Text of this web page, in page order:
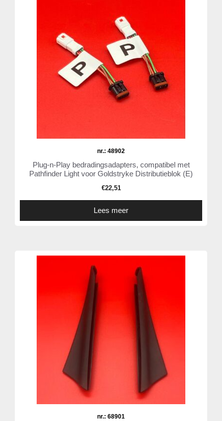
nr.: 48902
Plug-n-Play bedradingsadapters, compatibel met
Pathfinder Light voor Goldstryke Distributieblok (E)
€22,51
Lees meer
nr.: 68901